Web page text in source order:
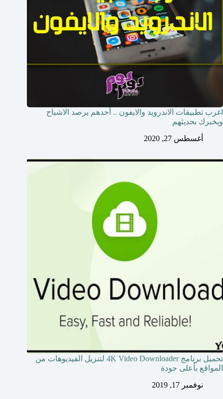
اغرب تطبيقات الاندرويد والايفون .. أحدهم يرصد الاشباح
ويخبرك بحديثهم
أغسطس 27, 2020
تحميل برنامج 4K Video Downloader لتنزيل الفيديوهات من
المواقع بأعلى جودة
نوفمبر 17, 2019